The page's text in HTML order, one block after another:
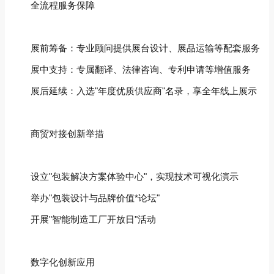
全流程服务保障‌
展前筹备‌：专业顾问提供展台设计、展品运输等配套服务
展中支持‌：专属翻译、法律咨询、专利申请等增值服务
展后延续‌：入选"年度优质供应商"名录，享全年线上展示
商贸对接创新举措‌
设立"包装解决方案体验中心"，实现技术可视化演示
举办"包装设计与品牌价值*论坛"
开展"智能制造工厂开放日"活动
数字化创新应用‌